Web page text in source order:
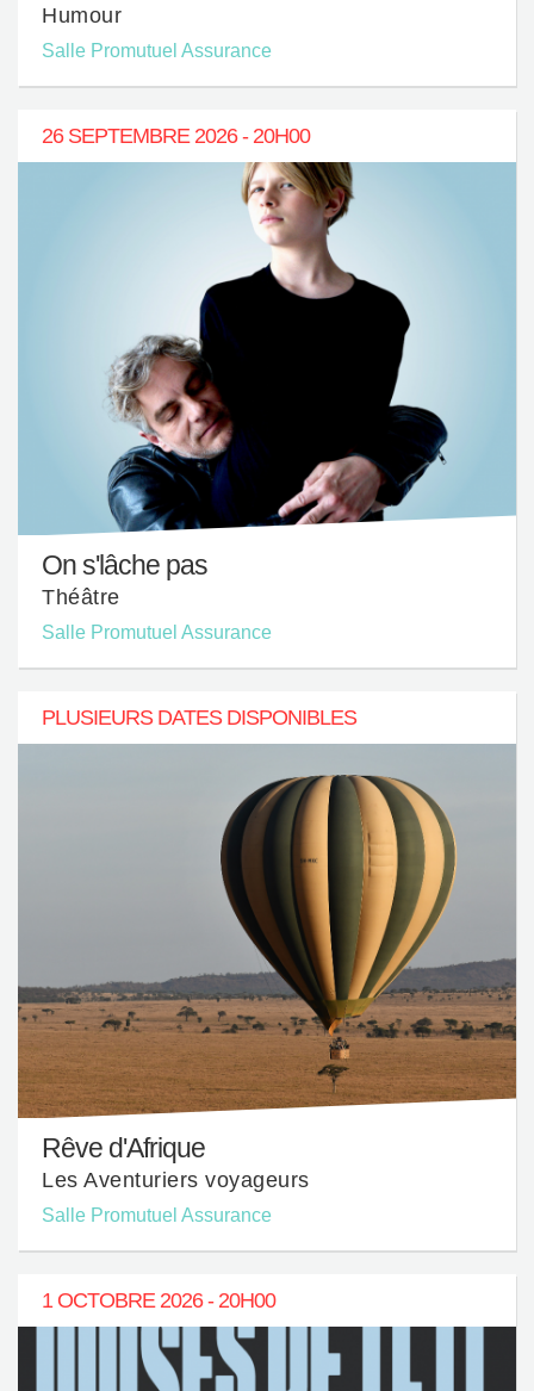
Humour
Salle Promutuel Assurance
26 SEPTEMBRE 2026 - 20H00
On s'lâche pas
Théâtre
Salle Promutuel Assurance
PLUSIEURS DATES DISPONIBLES
Rêve d'Afrique
Les Aventuriers voyageurs
Salle Promutuel Assurance
1 OCTOBRE 2026 - 20H00